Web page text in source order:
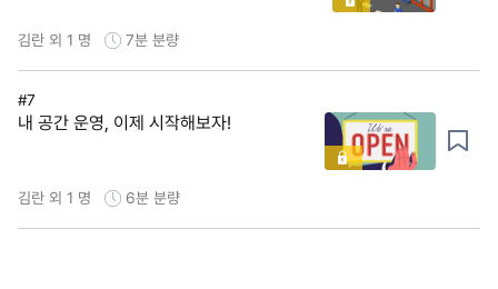
김란 외 1 명 7분 분량
#7
내 공간 운영, 이제 시작해보자!
김란 외 1 명 6분 분량